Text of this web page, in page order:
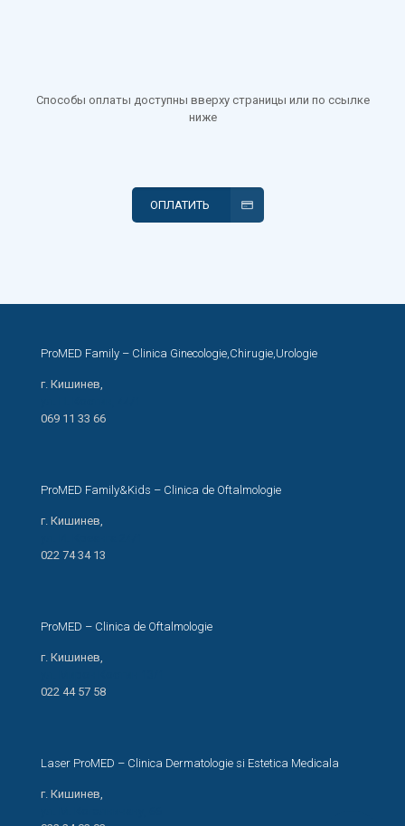
Способы оплаты доступны вверху страницы или по ссылке
ниже
ОПЛАТИТЬ
ProMED Family – Clinica Ginecologie,Chirugie,Urologie
г. Кишинев,
069 11 33 66
ProMED Family&Kids – Clinica de Oftalmologie
г. Кишинев,
022 74 34 13
ProMED – Clinica de Oftalmologie
г. Кишинев,
022 44 57 58
Laser ProMED – Clinica Dermatologie si Estetica Medicala
г. Кишинев,